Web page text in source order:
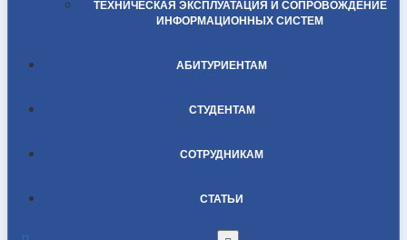
ТЕХНИЧЕСКАЯ ЭКСПЛУАТАЦИЯ И СОПРОВОЖДЕНИЕ
ИНФОРМАЦИОННЫХ СИСТЕМ
АБИТУРИЕНТАМ
СТУДЕНТАМ
СОТРУДНИКАМ
СТАТЬИ